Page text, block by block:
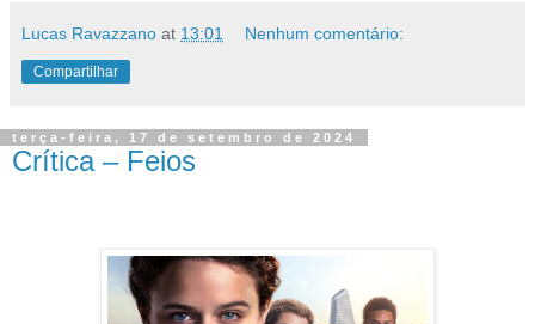
Lucas Ravazzano at 13:01 Nenhum comentário:
Compartilhar
terça-feira, 17 de setembro de 2024
Crítica – Feios